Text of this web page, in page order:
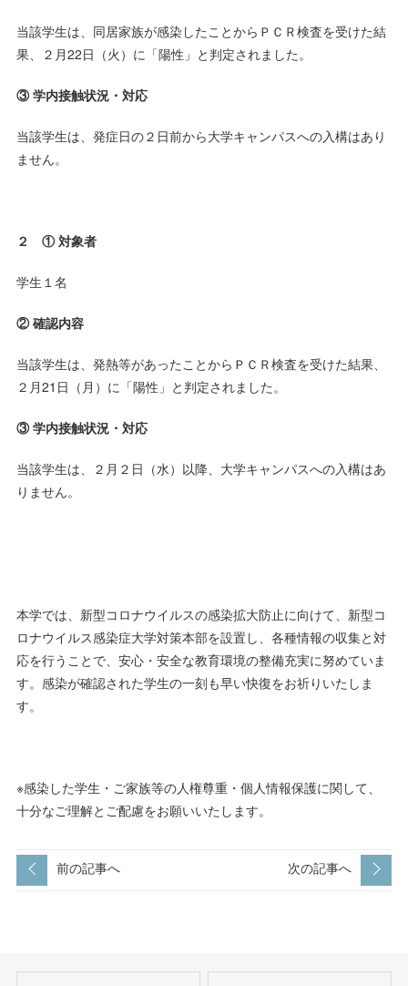
当該学生は、同居家族が感染したことからＰＣＲ検査を受けた結
果、２月22日（火）に「陽性」と判定されました。
③ 学内接触状況・対応
当該学生は、発症日の２日前から大学キャンパスへの入構はあり
ません。
２ ① 対象者
学生１名
② 確認内容
当該学生は、発熱等があったことからＰＣＲ検査を受けた結果、
２月21日（月）に「陽性」と判定されました。
③ 学内接触状況・対応
当該学生は、２月２日（水）以降、大学キャンパスへの入構はあ
りません。
本学では、新型コロナウイルスの感染拡大防止に向けて、新型コ
ロナウイルス感染症大学対策本部を設置し、各種情報の収集と対
応を行うことで、安心・安全な教育環境の整備充実に努めていま
す。感染が確認された学生の一刻も早い快復をお祈りいたしま
す。
※感染した学生・ご家族等の人権尊重・個人情報保護に関して、
十分なご理解とご配慮をお願いいたします。
前の記事へ 次の記事へ